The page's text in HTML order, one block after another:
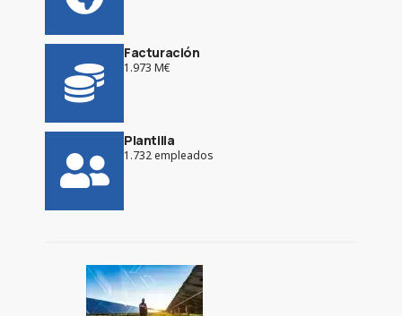
Facturación
1.973 M€
Plantilla
1.732 empleados